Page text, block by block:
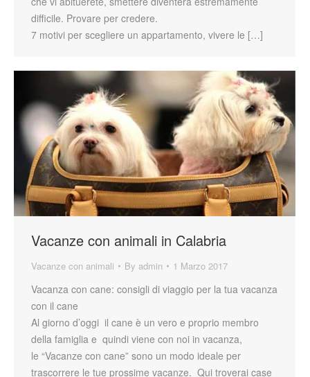
difficile. Provare per credere.
7 motivi per scegliere un appartamento, vivere le […]
Vacanze con animali in Calabria
Vacanze con animali By admin 1 Marzo 2017
Vacanza con cane: consigli di viaggio per la tua vacanza
con il cane
Al giorno d’oggi il cane è un vero e proprio membro
della famiglia e quindi viene con noi in vacanza,
le “Vacanze con cane” sono un modo ideale per
trascorrere le tue prossime vacanze. Qui troverai case